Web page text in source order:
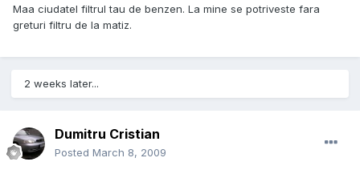
Maa ciudatel filtrul tau de benzen. La mine se potriveste fara
greturi filtru de la matiz.
2 weeks later...
Dumitru Cristian
Posted March 8, 2009